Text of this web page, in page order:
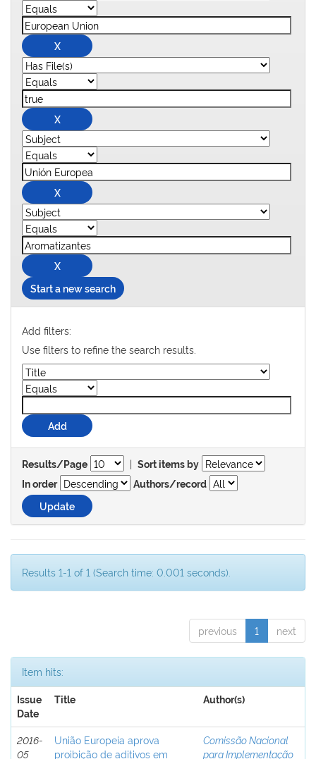
Start a new search
Add filters:
Use filters to refine the search results.
Results/Page | Sort items by
In order
Authors/record
Results 1-1 of 1 (Search time: 0.001 seconds).
previous 1 next
Item hits:
Issue
Date
Title Author(s)
2016-
05
União Europeia aprova
proibição de aditivos em
Comissão Nacional
para Implementação